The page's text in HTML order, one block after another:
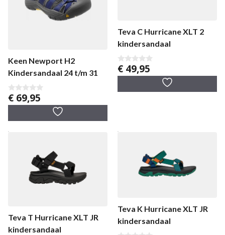
Keen Newport H2
Kindersandaal 24 t/m 31
0
v
€ 69,95
Teva C Hurricane XLT 2
kindersandaal
0
v
5
€ 49,95
Teva T Hurricane XLT JR
kindersandaal
Teva K Hurricane XLT JR
kindersandaal